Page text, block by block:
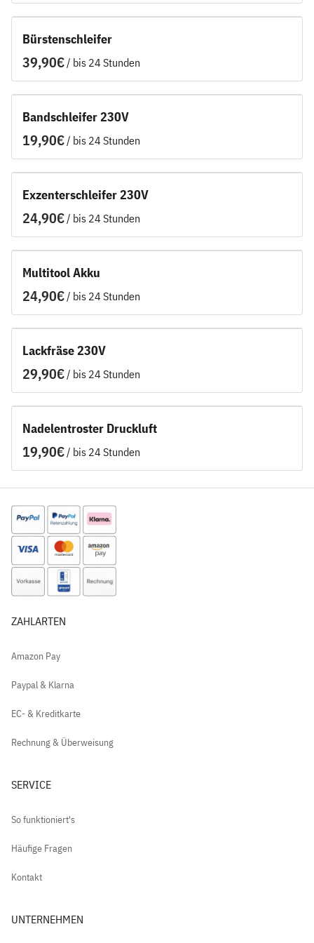
Bürstenschleifer
/
Bandschleifer 230V
/
Exzenterschleifer 230V
/
Multitool Akku
/
Lackfräse 230V
/
Nadelentroster Druckluft
/
ZAHLARTEN
Amazon Pay
Paypal & Klarna
EC- & Kreditkarte
Rechnung & Überweisung
SERVICE
So funktioniert's
Häufige Fragen
Kontakt
UNTERNEHMEN